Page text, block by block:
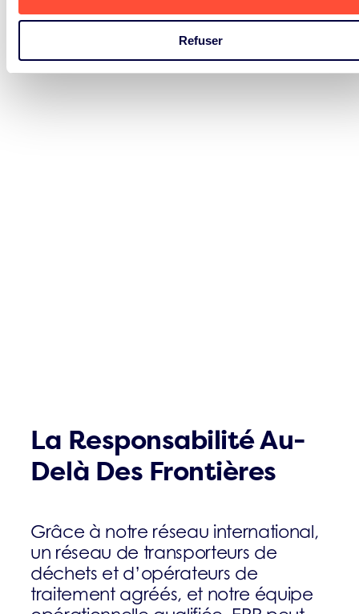
Refuser
Flux de déchets que nous couvrons
La Responsabilité Au-
Delà Des Frontières
Grâce à notre réseau international,
un réseau de transporteurs de
déchets et d’opérateurs de
traitement agréés, et notre équipe